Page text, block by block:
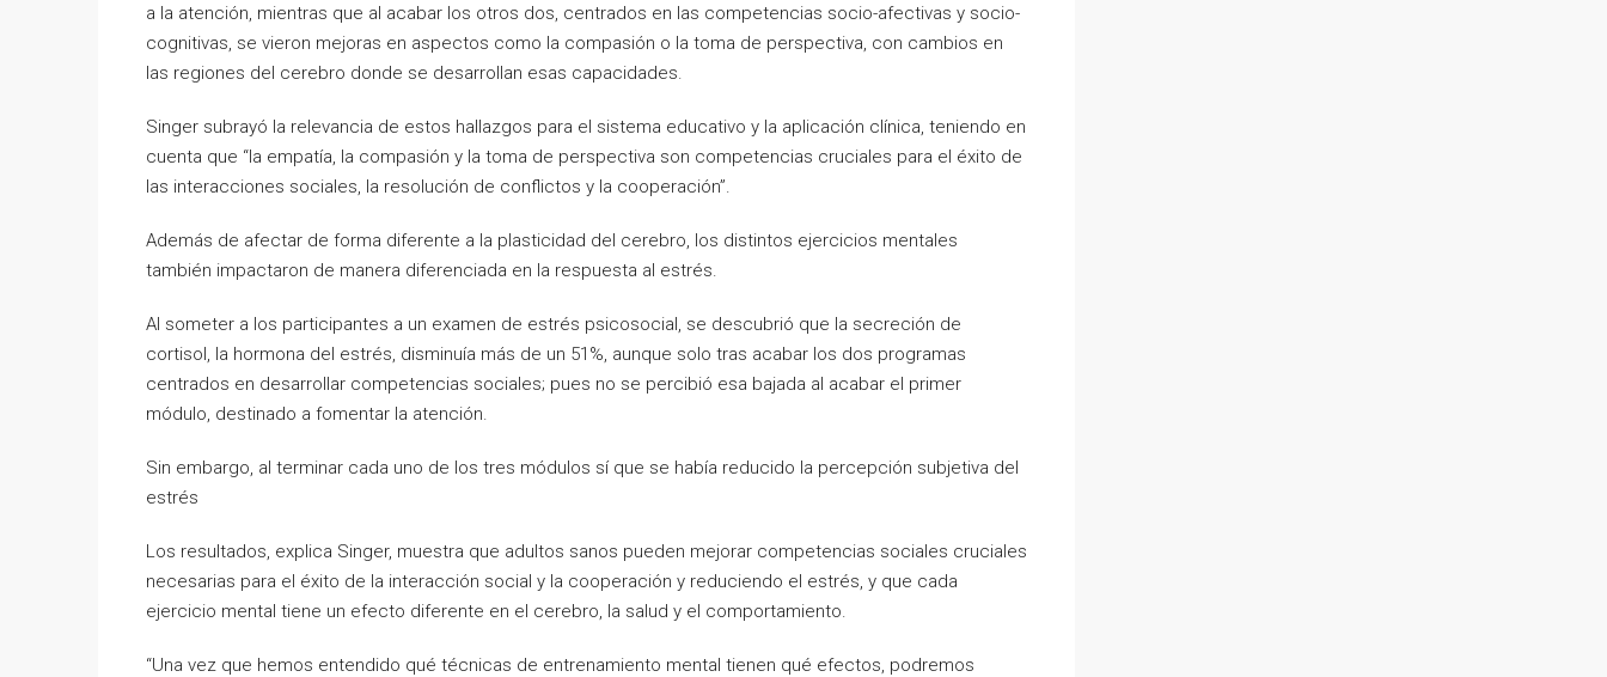
a la atención, mientras que al acabar los otros dos, centrados en las competencias socio-afectivas y socio-
cognitivas, se vieron mejoras en aspectos como la compasión o la toma de perspectiva, con cambios en
las regiones del cerebro donde se desarrollan esas capacidades.
Singer subrayó la relevancia de estos hallazgos para el sistema educativo y la aplicación clínica, teniendo en
cuenta que “la empatía, la compasión y la toma de perspectiva son competencias cruciales para el éxito de
las interacciones sociales, la resolución de conflictos y la cooperación”.
Además de afectar de forma diferente a la plasticidad del cerebro, los distintos ejercicios mentales
también impactaron de manera diferenciada en la respuesta al estrés.
Al someter a los participantes a un examen de estrés psicosocial, se descubrió que la secreción de
cortisol, la hormona del estrés, disminuía más de un 51%, aunque solo tras acabar los dos programas
centrados en desarrollar competencias sociales; pues no se percibió esa bajada al acabar el primer
módulo, destinado a fomentar la atención.
Sin embargo, al terminar cada uno de los tres módulos sí que se había reducido la percepción subjetiva del
estrés
Los resultados, explica Singer, muestra que adultos sanos pueden mejorar competencias sociales cruciales
necesarias para el éxito de la interacción social y la cooperación y reduciendo el estrés, y que cada
ejercicio mental tiene un efecto diferente en el cerebro, la salud y el comportamiento.
“Una vez que hemos entendido qué técnicas de entrenamiento mental tienen qué efectos, podremos